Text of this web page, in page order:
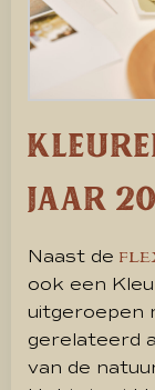
jaar
Naast de
ook een
uitgeroepen
gerelateerd
van de